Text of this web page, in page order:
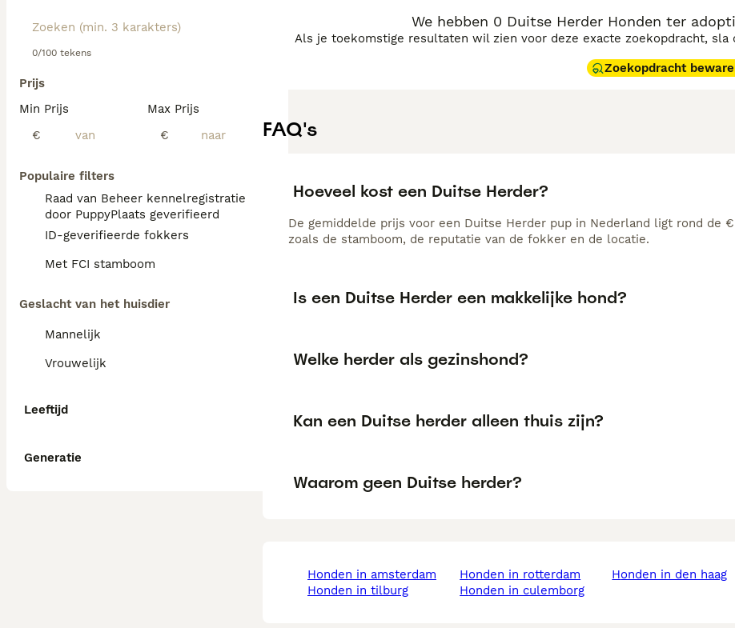
0/100 tekens
Prijs
Min Prijs
€
Max Prijs
€
Populaire filters
Raad van Beheer kennelregistratie
door PuppyPlaats geverifieerd
ID-geverifieerde fokkers
Met FCI stamboom
Geslacht van het huisdier
Mannelijk
Vrouwelijk
Leeftijd
Generatie
We hebben 0 Duitse Herder Honden ter
Als je toekomstige resultaten wil zien voor deze exacte zoekopdracht,
Zoekopdracht
FAQ's
Hoeveel kost een Duitse Herder?
De gemiddelde prijs voor een Duitse Herder pup in Nederland ligt rond de
zoals de stamboom, de reputatie van de fokker en de locatie.
Is een Duitse Herder een makkelijke hond?
Welke herder als gezinshond?
Kan een Duitse herder alleen thuis zijn?
Waarom geen Duitse herder?
honden in amsterdam
honden in tilburg
honden in rotterdam
honden in culemborg
honden in den haag